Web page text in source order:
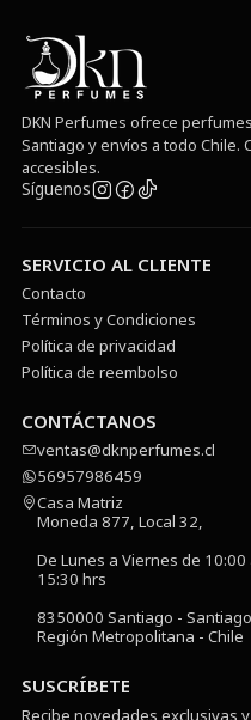
DKN Perfumes ofrece
Santiago y envíos a todo Chile.
accesibles.
Síguenos
SERVICIO AL CLIENTE
Contacto
Términos y Condiciones
Política de privacidad
Política de reembolso
CONTÁCTANOS
ventas@dknperfumes.cl
56957986459
Casa Matriz
Moneda 877, Local 32,
De Lunes a Viernes de
15:30 hrs
8350000 Santiago -
Región Metropolitana - Chile
SUSCRÍBETE
Recibe novedades exclusivas